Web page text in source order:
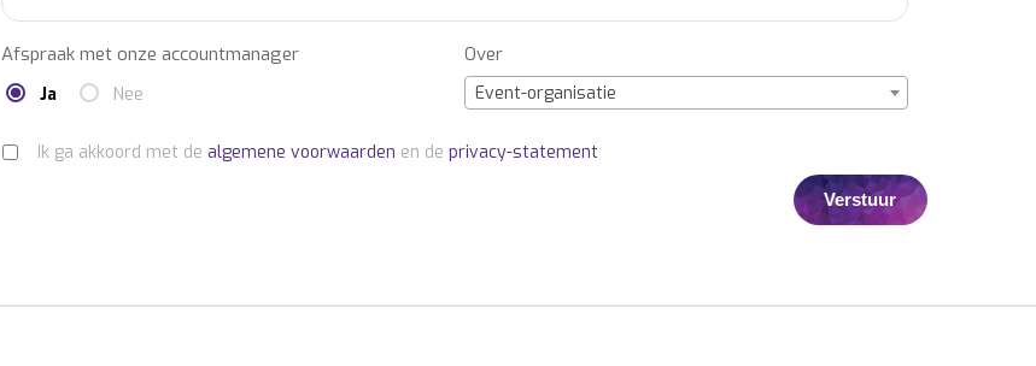
Afspraak met onze accountmanager
Ja Nee
Over
Event-organisatie
Ik ga akkoord met de algemene voorwaarden en de privacy-statement